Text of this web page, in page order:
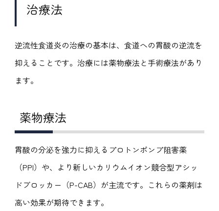
治療法
逆流性食道炎の治療の基本は、食道への胃酸の逆流を
抑えることです。治療には薬物療法と手術療法があり
ます。
薬物療法
胃酸の分泌を強力に抑えるプロトンポンプ阻害薬
（PPI）や、より新しいカリウムイオン競合型アシッ
ドブロッカー（P-CAB）が主流です。これらの薬剤は
高い効果が期待できます。